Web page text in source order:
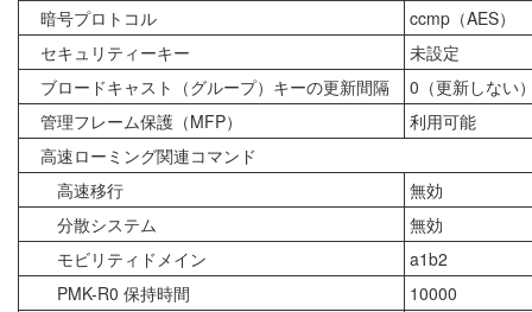
暗号プロトコル
ccmp（AES）
セキュリティーキー
未設定
ブロードキャスト（グループ）キーの更新間隔
0（更新しない
管理フレーム保護（MFP）
利用可能
高速ローミング関連コマンド
高速移行
無効
分散システム
無効
モビリティドメイン
a1b2
PMK-R0 保持時間
10000